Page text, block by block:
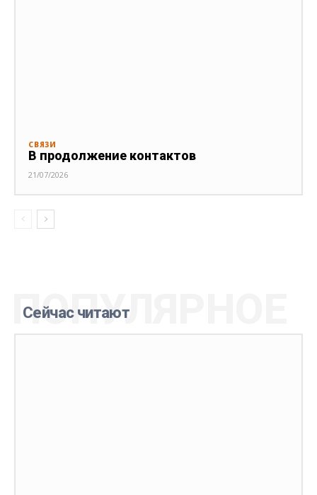
СВЯЗИ
В продолжение контактов
21/07/2026
Сейчас читают
ПОПУЛЯРНОЕ